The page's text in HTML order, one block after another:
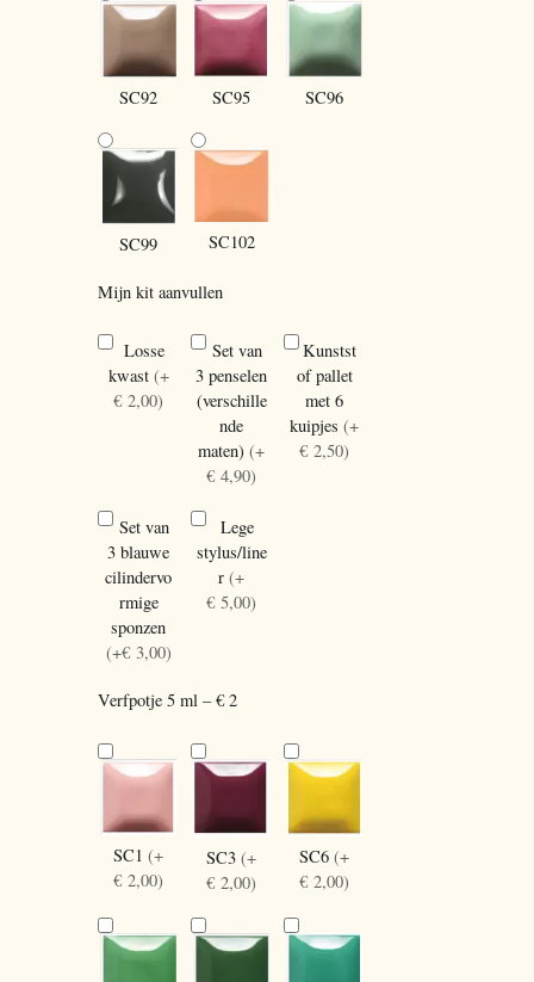
SC92 SC95 SC96
SC99 SC102
Mijn kit aanvullen
Losse
kwast (+
€ 2,00)
Set van
3 penselen
(verschille
nde
maten)(+
€ 4,90)
Kunstst
of pallet
met 6
kuipjes(+
€ 2,50)
Set van
3 blauwe
cilindervo
rmige
sponzen
(+€ 3,00)
Lege
stylus/line
r(+
€ 5,00)
Verfpotje 5 ml – € 2
SC1(+
€ 2,00)
SC3(+
€ 2,00)
SC6(+
€ 2,00)